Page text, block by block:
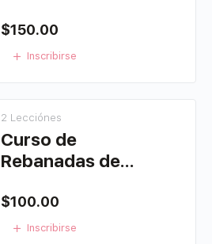
$150.00
Inscribirse
2 Lecciónes
Curso de
Rebanadas de
$100.00
Inscribirse